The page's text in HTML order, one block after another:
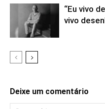
“Eu vivo
vivo
Deixe um comentário